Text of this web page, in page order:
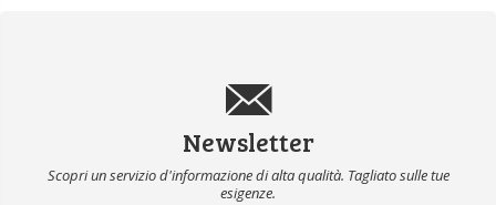
Newsletter
Scopri un servizio d'informazione di alta qualità. Tagliato sulle tue
esigenze.